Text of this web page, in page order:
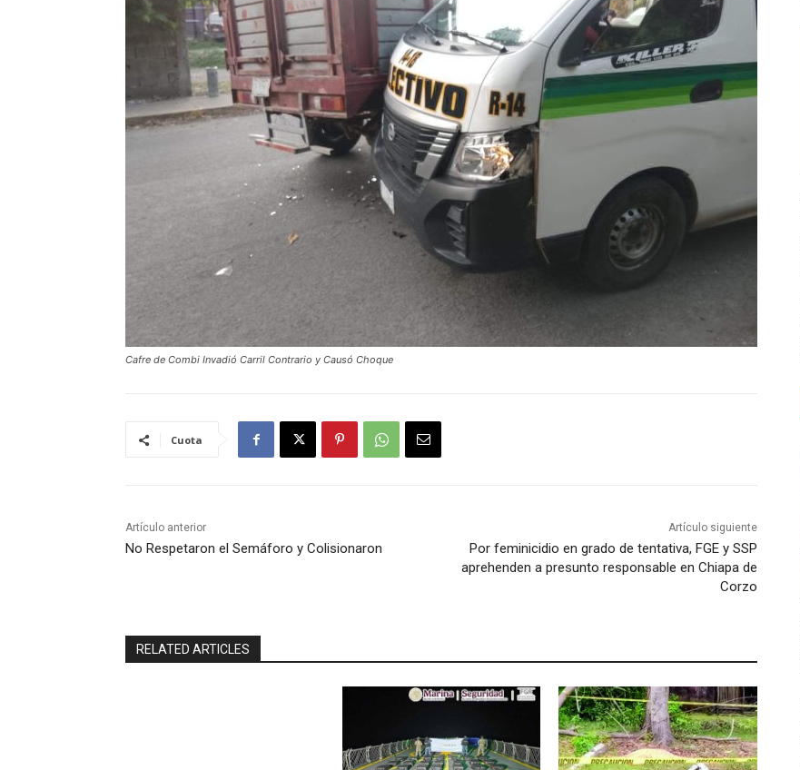
Cafre de Combi Invadió Carril Contrario y Causó Choque
Cuota
Artículo anterior
No Respetaron el Semáforo y Colisionaron
Artículo siguiente
Por feminicidio en grado de tentativa, FGE y SSP
aprehenden a presunto responsable en Chiapa de
Corzo
RELATED ARTICLES